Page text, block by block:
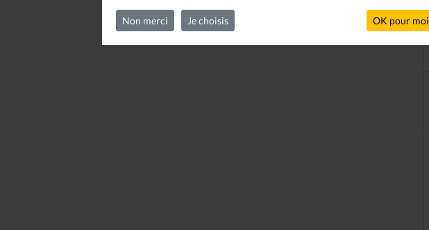
Non merci Je choisis OK pour moi